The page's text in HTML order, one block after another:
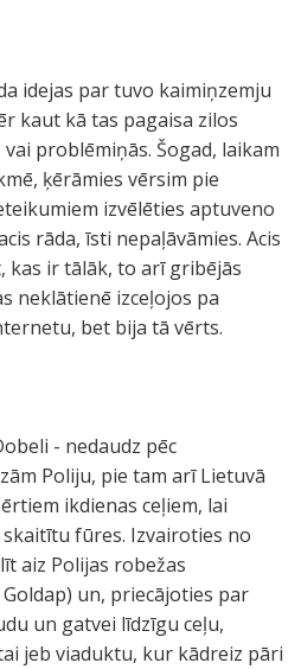
idejas par tuvo kaimiņzemju
kaut kā tas pagaisa zilos
problēmiņās. Šogad, laikam
ķērāmies vērsim pie
izvēlēties aptuveno
rāda, īsti nepaļāvāmies. Acis
kas ir tālāk, to arī gribējās
neklātienē izceļojos pa
bet bija tā vērts.
- nedaudz pēc
Poliju, pie tam arī Lietuvā
ikdienas ceļiem, lai
fūres. Izvairoties no
aiz Polijas robežas
un, priecājoties par
un gatvei līdzīgu ceļu,
jeb viaduktu, kur kādreiz pāri